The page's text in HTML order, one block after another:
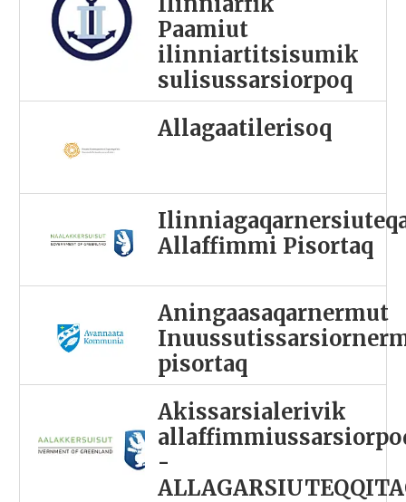
Paamiut
ilinniartitsisumik
sulisussarsiorpoq
Allagaatilerisoq
Allaffimmi Pisortaq
Aningaasaqarnermut
pisortaq
Akissarsialerivik
-